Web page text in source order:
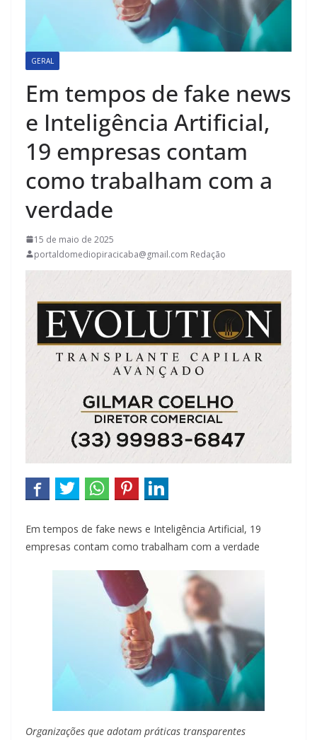
GERAL
Em tempos de fake news
e Inteligência Artificial,
19 empresas contam
como trabalham com a
verdade
15 de maio de 2025
portaldomediopiracicaba@gmail.com Redação
Em tempos de fake news e Inteligência Artificial, 19
empresas contam como trabalham com a verdade
Organizações que adotam práticas transparentes